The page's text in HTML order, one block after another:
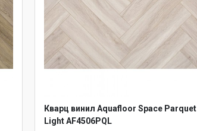
Кварц винил Aquafloor Space Parquet
Light AF4506PQL